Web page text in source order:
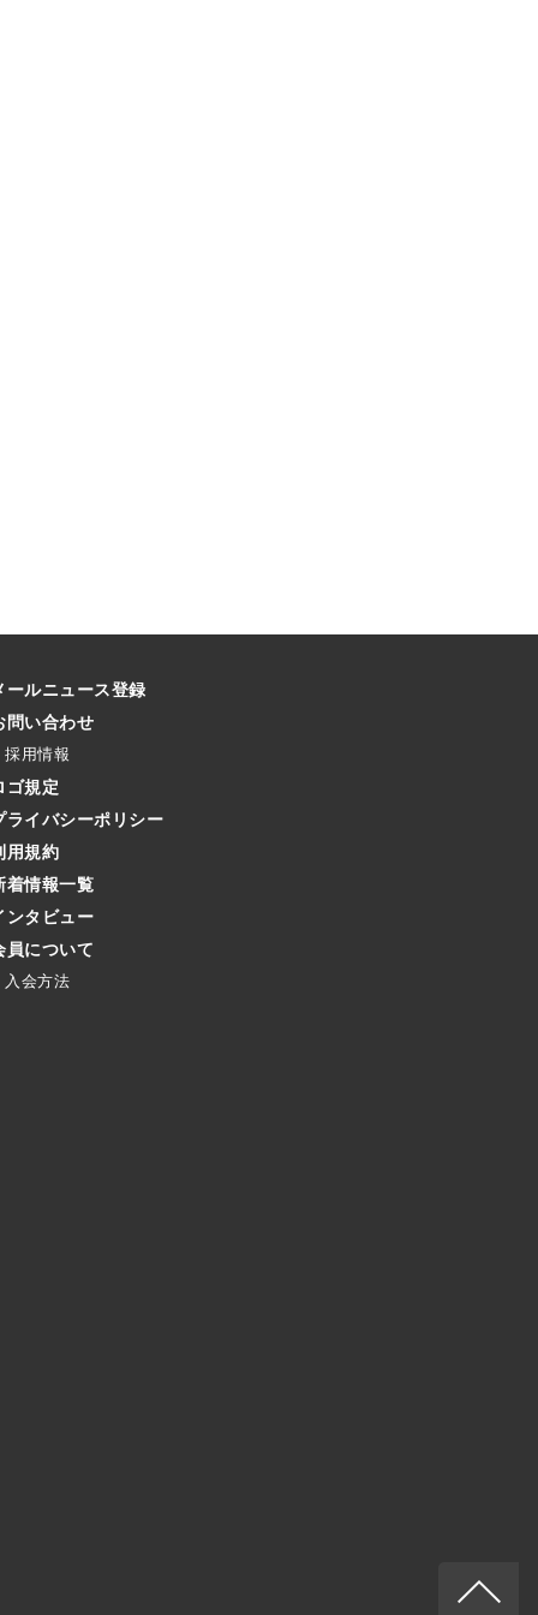
ールニュース登録
問い合わせ
採用情報
ゴ規定
ライバシーポリシー
用規約
着情報一覧
ンタビュー
員について
入会方法